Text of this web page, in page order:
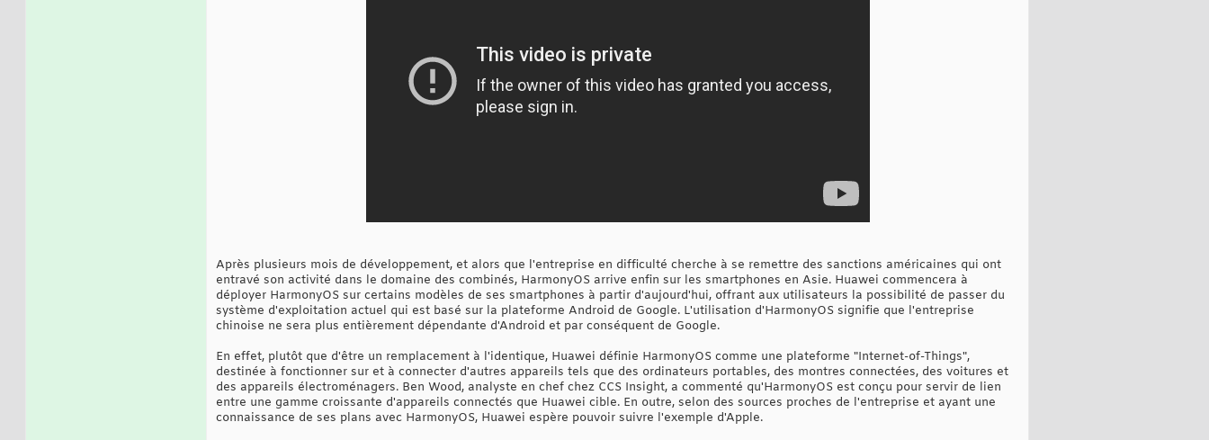
Après plusieurs mois de développement, et alors que l'entreprise en difficulté cherche à se remettre des sanctions américaines qui ont
entravé son activité dans le domaine des combinés, HarmonyOS arrive enfin sur les smartphones en Asie. Huawei commencera à
déployer HarmonyOS sur certains modèles de ses smartphones à partir d'aujourd'hui, offrant aux utilisateurs la possibilité de passer du
système d'exploitation actuel qui est basé sur la plateforme Android de Google. L'utilisation d'HarmonyOS signifie que l'entreprise
chinoise ne sera plus entièrement dépendante d'Android et par conséquent de Google.
En effet, plutôt que d'être un remplacement à l'identique, Huawei définie HarmonyOS comme une plateforme "Internet-of-Things",
destinée à fonctionner sur et à connecter d'autres appareils tels que des ordinateurs portables, des montres connectées, des voitures et
des appareils électroménagers. Ben Wood, analyste en chef chez CCS Insight, a commenté qu'HarmonyOS est conçu pour servir de lien
entre une gamme croissante d'appareils connectés que Huawei cible. En outre, selon des sources proches de l'entreprise et ayant une
connaissance de ses plans avec HarmonyOS, Huawei espère pouvoir suivre l'exemple d'Apple.